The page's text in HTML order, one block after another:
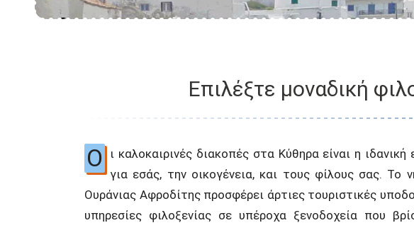
Επιλέξτε μοναδική
Ο
ι καλοκαιρινές διακοπές στα Κύθηρα είναι η ιδανική
για εσάς, την οικογένεια, και τους φίλους σας. Το
Ουράνιας Αφροδίτης προσφέρει άρτιες τουριστικές
υπηρεσίες φιλοξενίας σε υπέροχα ξενοδοχεία που
παραθαλάσσια αλλά και στην ενδοχώρα, που
ικανοποιήσουν και τα ποιο δύσκολα γούστα.